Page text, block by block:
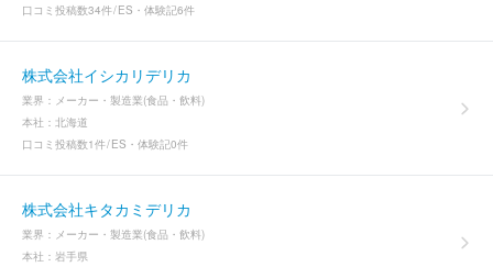
口コミ投稿数34件 ES・体験記6件
株式会社イシカリデリカ
業界： メーカー・製造業(食品・飲料)
本社： 北海道
口コミ投稿数1件 ES・体験記0件
株式会社キタカミデリカ
業界： メーカー・製造業(食品・飲料)
本社： 岩手県